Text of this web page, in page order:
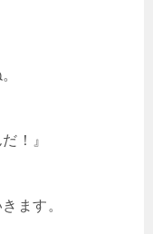
！』
ます。